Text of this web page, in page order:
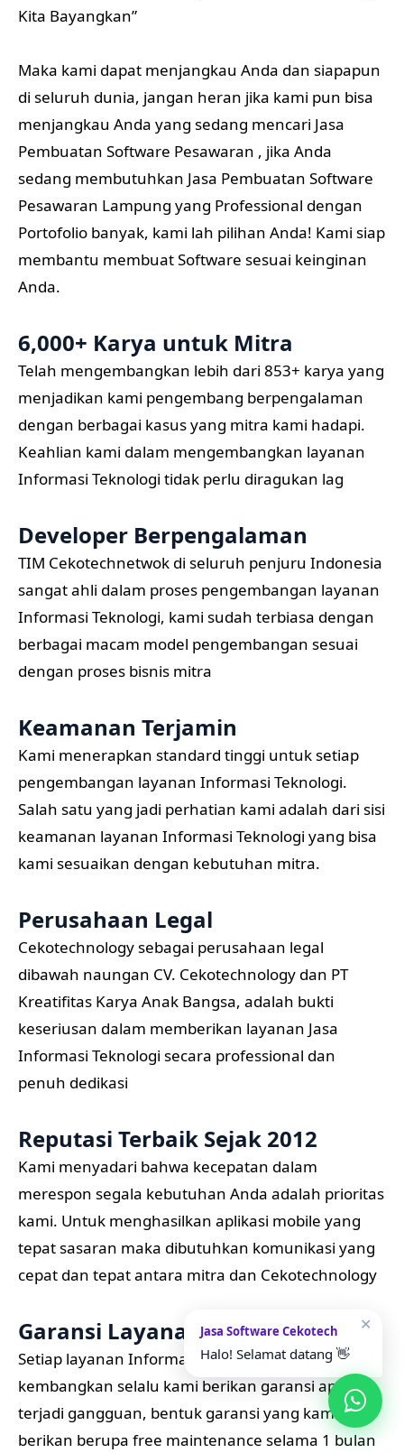
Kita Bayangkan”
Maka kami dapat menjangkau Anda dan siapapun
di seluruh dunia, jangan heran jika kami pun bisa
menjangkau Anda yang sedang mencari Jasa
Pembuatan Software Pesawaran , jika Anda
sedang membutuhkan Jasa Pembuatan Software
Pesawaran Lampung yang Professional dengan
Portofolio banyak, kami lah pilihan Anda! Kami siap
membantu membuat Software sesuai keinginan
Anda.
6,000+ Karya untuk Mitra
Telah mengembangkan lebih dari 853+ karya yang
menjadikan kami pengembang berpengalaman
dengan berbagai kasus yang mitra kami hadapi.
Keahlian kami dalam mengembangkan layanan
Informasi Teknologi tidak perlu diragukan lag
Developer Berpengalaman
TIM Cekotechnetwok di seluruh penjuru Indonesia
sangat ahli dalam proses pengembangan layanan
Informasi Teknologi, kami sudah terbiasa dengan
berbagai macam model pengembangan sesuai
dengan proses bisnis mitra
Keamanan Terjamin
Kami menerapkan standard tinggi untuk setiap
pengembangan layanan Informasi Teknologi.
Salah satu yang jadi perhatian kami adalah dari sisi
keamanan layanan Informasi Teknologi yang bisa
kami sesuaikan dengan kebutuhan mitra.
Perusahaan Legal
Cekotechnology sebagai perusahaan legal
dibawah naungan CV. Cekotechnology dan PT
Kreatifitas Karya Anak Bangsa, adalah bukti
keseriusan dalam memberikan layanan Jasa
Informasi Teknologi secara professional dan
penuh dedikasi
Reputasi Terbaik Sejak 2012
Kami menyadari bahwa kecepatan dalam
merespon segala kebutuhan Anda adalah prioritas
kami. Untuk menghasilkan aplikasi mobile yang
tepat sasaran maka dibutuhkan komunikasi yang
cepat dan tepat antara mitra dan Cekotechnology
Garansi Layanan
Setiap layanan Informasi Teknologi yang kami
kembangkan selalu kami berikan garansi apabila
terjadi gangguan, bentuk garansi yang kami
berikan berupa free maintenance selama 1 bulan
✕
Jasa Software Cekotech
Halo! Selamat datang 👋